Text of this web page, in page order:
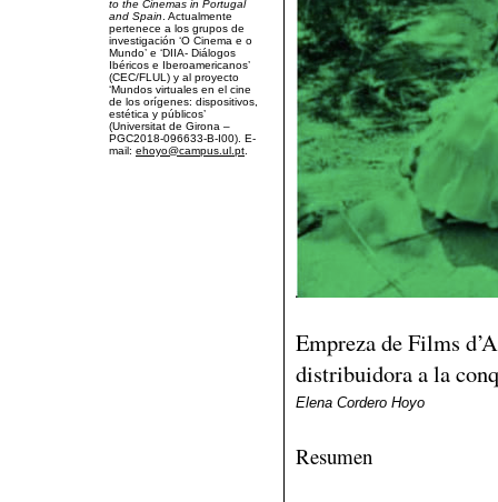
to the Cinemas in Portugal
and Spain . Actualmente
pertenece a los grupos de
investigación ‘O Cinema e o
Mundo’ e ‘DIIA- Diálogos
Ibéricos e Iberoamericanos’
(CEC/FLUL) y al proyecto
‘Mundos virtuales en el cine
de los orígenes: dispositivos,
estética y públicos’
(Universitat de Girona –
PGC2018-096633-B-I00). E-
mail: ehoyo@campus.ul.pt
Empreza de Films
distribuidora a la
Elena Cordero Hoyo
Resumen